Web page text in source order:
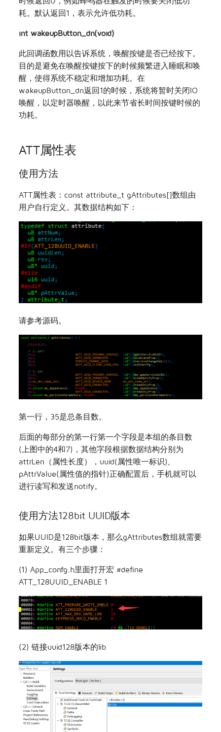
耗。默认返回1，表示允许低功耗。
int wakeupButton_dn(void)
此回调函数用以告诉系统，唤醒按键是否已经按下。
目的是避免在唤醒按键按下的时候频繁进入睡眠和唤
醒，使得系统不稳定和增加功耗。在
wakeupButton_dn返回1的时候，系统将暂时关闭IO
唤醒，以定时器唤醒，以此来节省长时间按键时候的
功耗。
ATT属性表
使用方法
ATT属性表：const attribute_t gAttributes[]数组由
用户自行定义。其数据结构如下：
请参考源码。
第一行，35是总条目数。
后面的每部分的第一行第一个字段是本组的条目数
(上图中的4和7)，其他字段根据数据结构分别为
attrLen（属性长度），uuid(属性唯一标识),
pAttrValue(属性值的指针)正确配置后，手机就可以
进行读写和发送notify。
使用方法128bit UUID版本
如果UUID是128bit版本，那么gAttributes数组就需要
重新定义。有三个步骤：
(1) App_confg.h里面打开宏 #define
ATT_128UUID_ENABLE 1
(2) 链接uuid128版本的lib